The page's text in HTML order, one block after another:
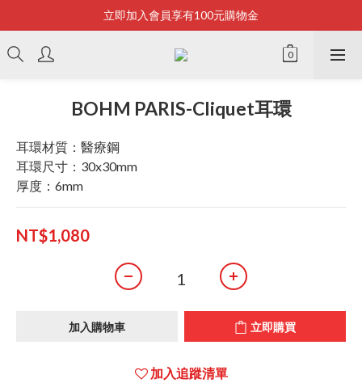
Bonjour~
立即加入會員享有100元購物金
全店滿2500即享免運
BOHM PARIS-Cliquet耳環
耳環材質：醫療鋼
耳環尺寸：30x30mm
厚度：6mm
NT$1,080
加入購物車 立即購買
加入追蹤清單